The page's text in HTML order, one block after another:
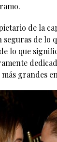
de la
seguras de lo
lo que
grandes